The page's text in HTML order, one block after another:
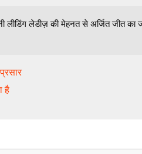
लीडिंग लेडीज़ की मेहनत से अर्जित जीत का
है